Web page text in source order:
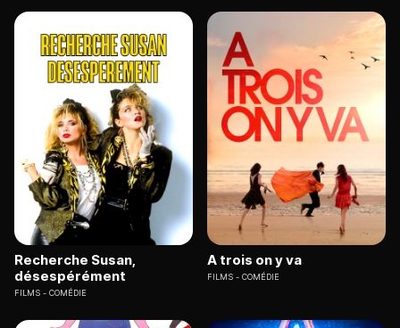
Recherche Susan,
désespérément
FILMS COMÉDIE
A trois on y va
FILMS COMÉDIE